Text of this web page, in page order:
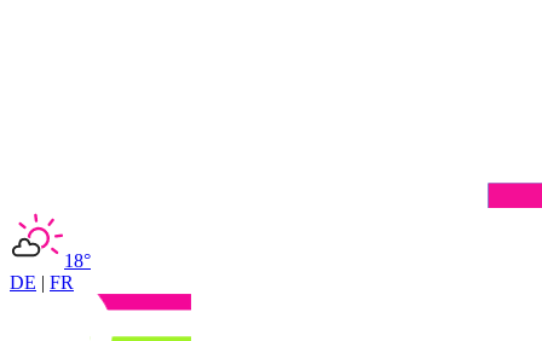
18°
DE | FR